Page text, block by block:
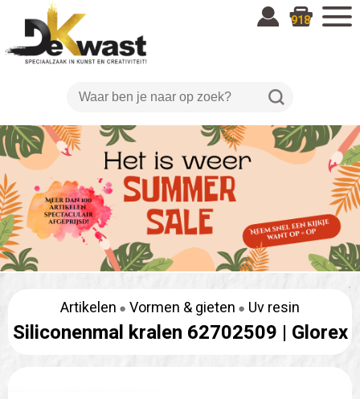
918
Artikelen Vormen & gieten Uv resin
Siliconenmal kralen 62702509 | Glorex